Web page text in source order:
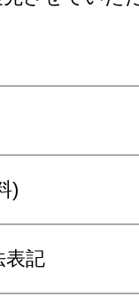
)
表記